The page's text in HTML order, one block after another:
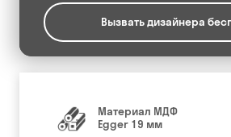
Вызвать дизайнера
Материал МДФ
Egger 19 мм